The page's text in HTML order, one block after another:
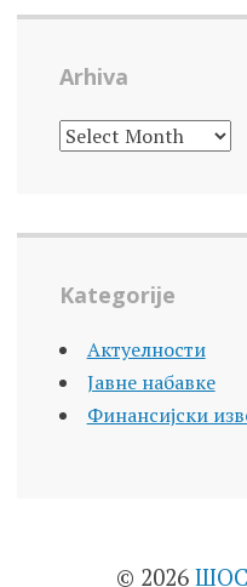
Arhiva
ARHIVA
Kategorije
Актуелности
Јавне набавке
Финансијски
© 2026